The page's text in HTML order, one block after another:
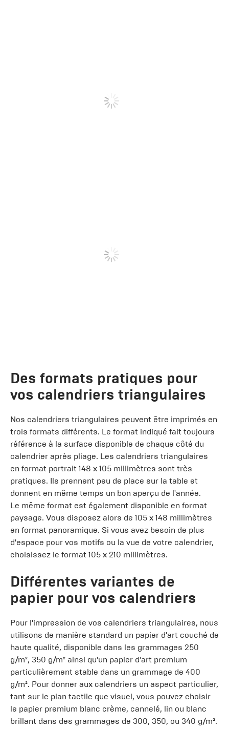
Des formats pratiques pour
vos calendriers triangulaires
Nos calendriers triangulaires peuvent être imprimés en
trois formats différents. Le format indiqué fait toujours
référence à la surface disponible de chaque côté du
calendrier après pliage. Les calendriers triangulaires
en format portrait 148 x 105 millimètres sont très
pratiques. Ils prennent peu de place sur la table et
donnent en même temps un bon aperçu de l'année.
Le même format est également disponible en format
paysage. Vous disposez alors de 105 x 148 millimètres
en format panoramique. Si vous avez besoin de plus
d'espace pour vos motifs ou la vue de votre calendrier,
choisissez le format 105 x 210 millimètres.
Différentes variantes de
papier pour vos calendriers
Pour l'impression de vos calendriers triangulaires, nous
utilisons de manière standard un papier d'art couché de
haute qualité, disponible dans les grammages 250
g/m², 350 g/m² ainsi qu'un papier d'art premium
particulièrement stable dans un grammage de 400
g/m². Pour donner aux calendriers un aspect particulier,
tant sur le plan tactile que visuel, vous pouvez choisir
le papier premium blanc crème, cannelé, lin ou blanc
brillant dans des grammages de 300, 350, ou 340 g/m².